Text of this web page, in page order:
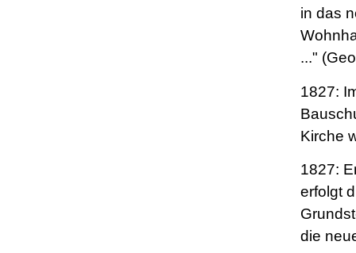
in das
..."
1827:
Kirche
1827:
erfolgt
die